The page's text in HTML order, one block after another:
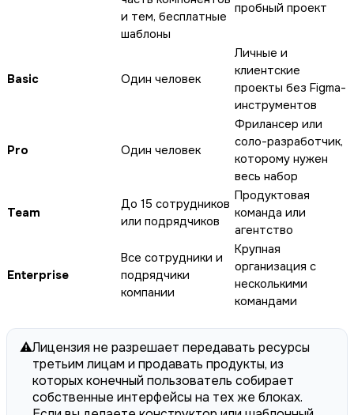
и тем, бесплатные
шаблоны
пробный проект
Basic Один человек
Личные и
клиентские
проекты без Figma-
инструментов
Pro Один человек
Фрилансер или
соло-разработчик,
которому нужен
весь набор
Team
До 15 сотрудников
или подрядчиков
Продуктовая
команда или
агентство
Enterprise
Все сотрудники и
подрядчики
компании
Крупная
организация с
несколькими
командами
⚠️Лицензия не разрешает передавать ресурсы
третьим лицам и продавать продукты, из
которых конечный пользователь собирает
собственные интерфейсы на тех же блоках.